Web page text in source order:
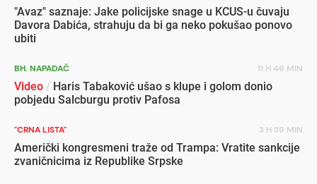
"Avaz" saznaje: Jake policijske snage u KCUS-u čuvaju
Davora Dabića, strahuju da bi ga neko pokušao ponovo
ubiti
BH. NAPADAČ 11 H 46 MIN
Video / Haris Tabaković ušao s klupe i golom donio
pobjedu Salcburgu protiv Pafosa
"CRNA LISTA" 3 H 39 MIN
Američki kongresmeni traže od Trampa: Vratite sankcije
zvaničnicima iz Republike Srpske